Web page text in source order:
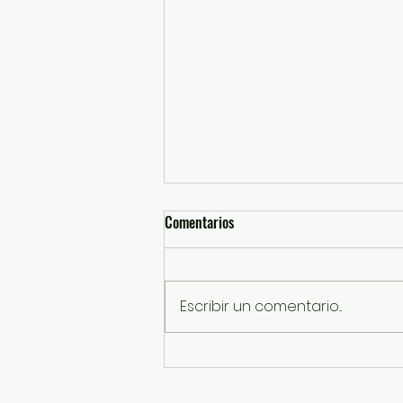
Rescatan a perros por presunto
Comentarios
Escribir un comentario...